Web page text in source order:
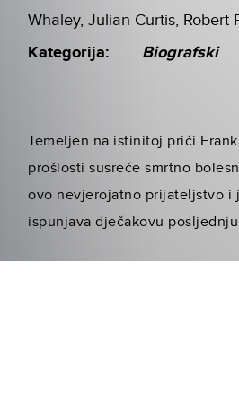
Whaley, Julian Curtis, Robert
Kategorija: Biografski
Temeljen na istinitoj priči
prošlosti susreće smrtno
ovo nevjerojatno prijateljstvo i
ispunjava dječakovu